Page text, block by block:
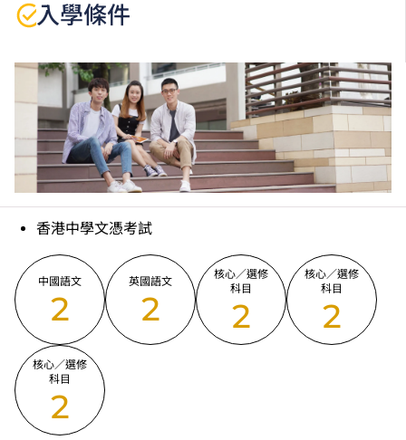
才」課程。有關資助計劃之詳情／查詢，請瀏覽
入學條件
香港中學文憑考試
中國語文
2
英國語文
2
核心／選修
科目
2
核心／選修
科目
2
核心／選修
科目
2